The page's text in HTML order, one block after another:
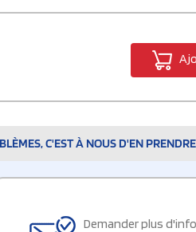
C'EST À NOUS D'EN
Demander plus